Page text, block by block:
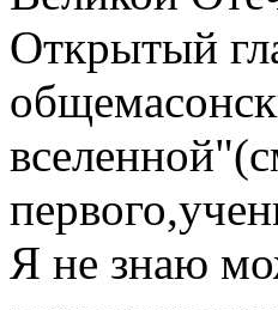
Открытый
Я не знаю